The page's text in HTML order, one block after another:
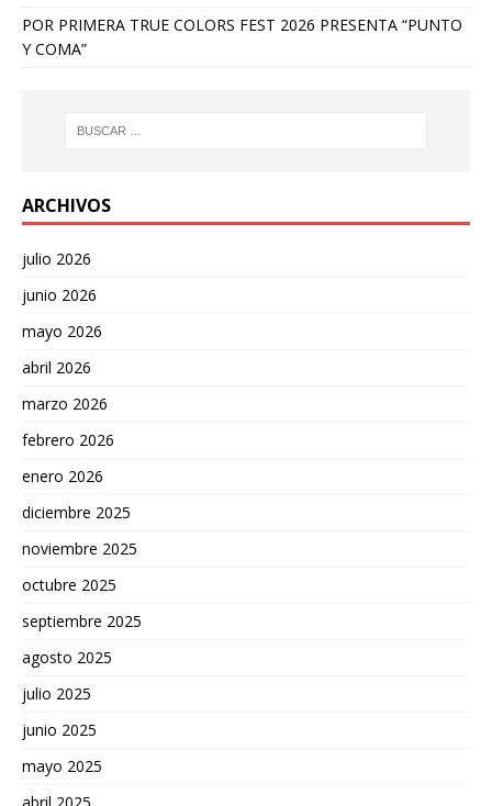
POR PRIMERA TRUE COLORS FEST 2026 PRESENTA “PUNTO
Y COMA”
ARCHIVOS
julio 2026
junio 2026
mayo 2026
abril 2026
marzo 2026
febrero 2026
enero 2026
diciembre 2025
noviembre 2025
octubre 2025
septiembre 2025
agosto 2025
julio 2025
junio 2025
mayo 2025
abril 2025